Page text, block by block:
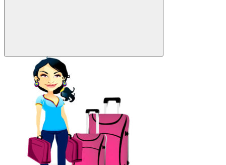
Поиск